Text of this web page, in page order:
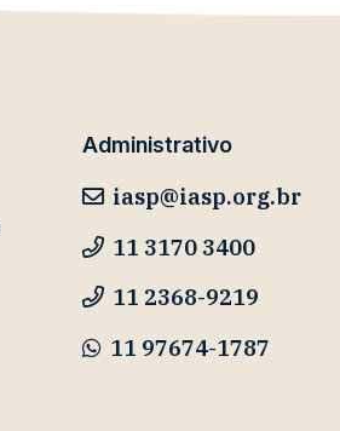
Administrativo
iasp@iasp.org.br
11 3170 3400
11 2368-9219
11 97674-1787